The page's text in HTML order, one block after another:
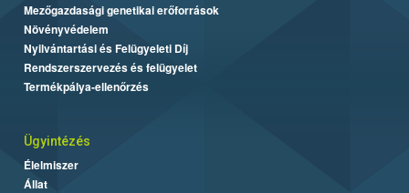
Mezőgazdasági genetikai erőforrások
Növényvédelem
Nyilvántartási és Felügyeleti Díj
Rendszerszervezés és felügyelet
Termékpálya-ellenőrzés
Ügyintézés
Élelmiszer
Állat